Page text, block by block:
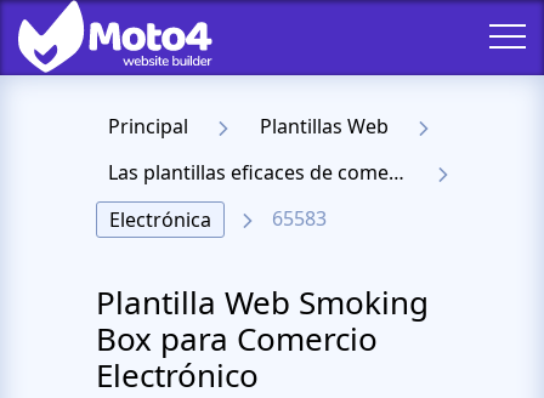
Principal
Plantillas Web
Las plantillas eficaces de comercio electrónico
Electrónica
65583
Plantilla Web Smoking
Box para Comercio
Electrónico